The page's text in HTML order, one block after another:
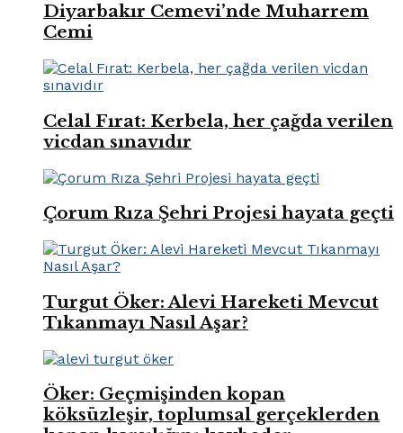
Diyarbakır Cemevi’nde Muharrem
Cemi
Celal Fırat: Kerbela, her çağda verilen
vicdan sınavıdır
Çorum Rıza Şehri Projesi hayata geçti
Turgut Öker: Alevi Hareketi Mevcut
Tıkanmayı Nasıl Aşar?
Öker: Geçmişinden kopan
köksüzleşir, toplumsal gerçeklerden